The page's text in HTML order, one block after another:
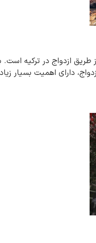
ازدواج در ترکیه
دارای اهمیت بسیار